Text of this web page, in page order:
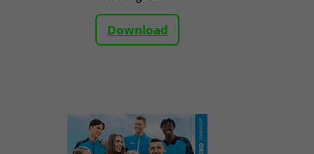
Download